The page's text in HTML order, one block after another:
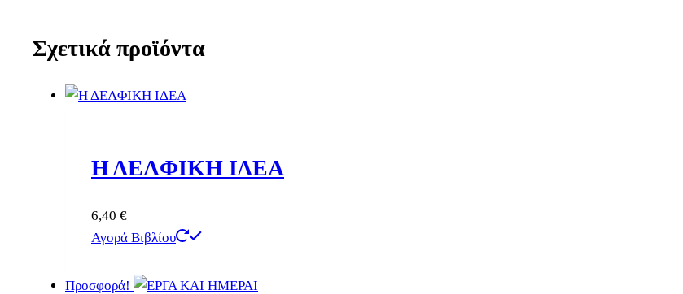
Σχετικά προϊόντα
Η ΔΕΛΦΙΚΗ ΙΔΕΑ
6,40 €
Αγορά Βιβλίου
Προσφορά!